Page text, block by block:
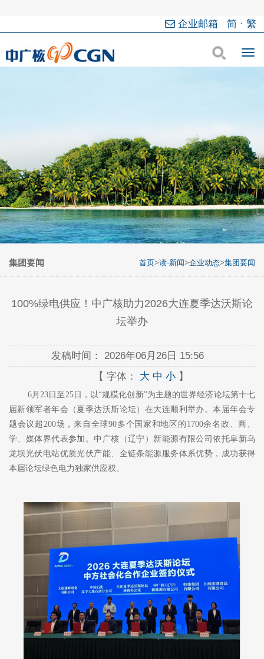
企业邮箱 简· 繁
首页>读·新闻>企业动态>集团要闻
集团要闻
100%绿电供应！中广核助力2026大连夏季达沃斯论
坛举办
发稿时间： 2026年06月26日 15:56
【 字体： 大 中 小】
6月23日至25日，以“规模化创新”为主题的世界经济论坛第十七
届新领军者年会（夏季达沃斯论坛）在大连顺利举办。本届年会专
题会议超200场，来自全球90多个国家和地区的1700余名政、商、
学、媒体界代表参加。中广核（辽宁）新能源有限公司依托阜新乌
龙坝光伏电站优质光伏产能、全链条能源服务体系优势，成功获得
本届论坛绿色电力独家供应权。